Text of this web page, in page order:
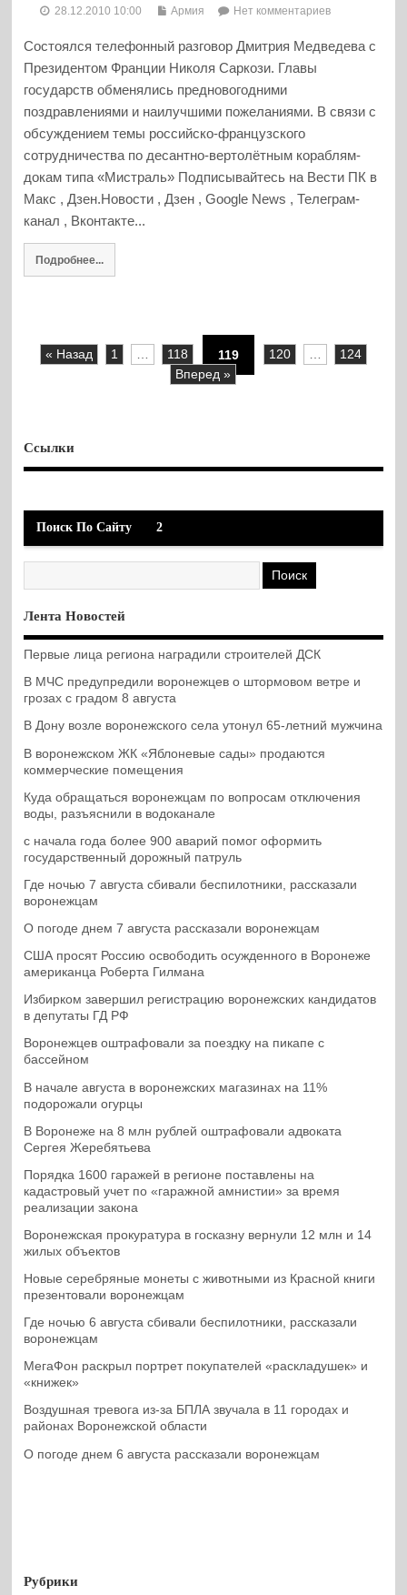
28.12.2010 10:00 Армия Нет комментариев
Состоялся телефонный разговор Дмитрия Медведева с
Президентом Франции Николя Саркози. Главы
государств обменялись предновогодними
поздравлениями и наилучшими пожеланиями. В связи с
обсуждением темы российско-французского
сотрудничества по десантно-вертолётным кораблям-
докам типа «Мистраль» Подписывайтесь на Вести ПК в
Макс , Дзен.Новости , Дзен , Google News , Телеграм-
канал , Вконтакте...
Подробнее...
« Назад 1 … 118 119 120 …
124
Вперед »
Ссылки
Поиск По Сайту 2
Лента Новостей
Первые лица региона наградили строителей ДСК
В МЧС предупредили воронежцев о штормовом ветре и
грозах с градом 8 августа
В Дону возле воронежского села утонул 65-летний мужчина
В воронежском ЖК «Яблоневые сады» продаются
коммерческие помещения
Куда обращаться воронежцам по вопросам отключения
воды, разъяснили в водоканале
с начала года более 900 аварий помог оформить
государственный дорожный патруль
Где ночью 7 августа сбивали беспилотники, рассказали
воронежцам
О погоде днем 7 августа рассказали воронежцам
США просят Россию освободить осужденного в Воронеже
американца Роберта Гилмана
Избирком завершил регистрацию воронежских кандидатов
в депутаты ГД РФ
Воронежцев оштрафовали за поездку на пикапе с
бассейном
В начале августа в воронежских магазинах на 11%
подорожали огурцы
В Воронеже на 8 млн рублей оштрафовали адвоката
Сергея Жеребятьева
Порядка 1600 гаражей в регионе поставлены на
кадастровый учет по «гаражной амнистии» за время
реализации закона
Воронежская прокуратура в госказну вернули 12 млн и 14
жилых объектов
Новые серебряные монеты с животными из Красной книги
презентовали воронежцам
Где ночью 6 августа сбивали беспилотники, рассказали
воронежцам
МегаФон раскрыл портрет покупателей «раскладушек» и
«книжек»
Воздушная тревога из-за БПЛА звучала в 11 городах и
районах Воронежской области
О погоде днем 6 августа рассказали воронежцам
Рубрики